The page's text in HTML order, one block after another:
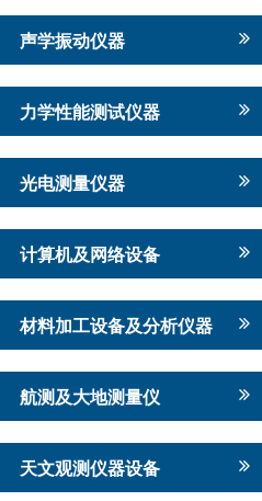
声学振动仪器
力学性能测试仪器
光电测量仪器
计算机及网络设备
材料加工设备及分析仪器
航测及大地测量仪
天文观测仪器设备